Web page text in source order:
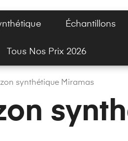
Échantillons
Tous Nos Prix 2026
synthétique Miramas